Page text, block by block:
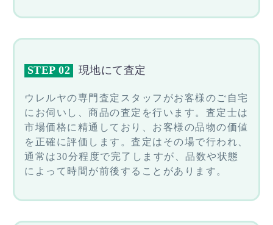
STEP 02 現地にて査定
ウレルヤの専門査定スタッフがお客様のご自宅
にお伺いし、商品の査定を行います。査定士は
市場価格に精通しており、お客様の品物の価値
を正確に評価します。査定はその場で行われ、
通常は30分程度で完了しますが、品数や状態
によって時間が前後することがあります。